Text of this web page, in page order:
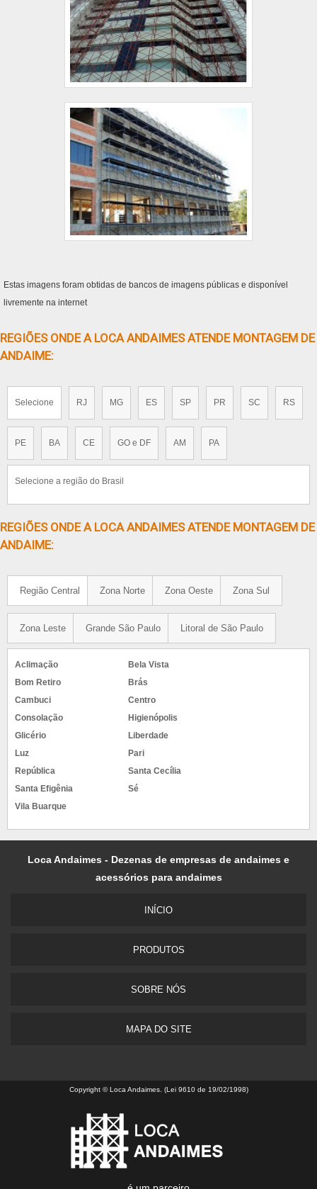
Estas imagens foram obtidas de bancos de imagens públicas e disponível
livremente na internet
REGIÕES ONDE A LOCA ANDAIMES ATENDE MONTAGEM DE
ANDAIME:
Selecione RJ MG ES SP PR SC RS
PE BA CE GO e DF AM PA
Selecione a região do Brasil
REGIÕES ONDE A LOCA ANDAIMES ATENDE MONTAGEM DE
ANDAIME:
Região Central Zona Norte Zona Oeste Zona Sul
Zona Leste Grande São Paulo Litoral de São Paulo
Aclimação
Bela Vista
Bom Retiro
Brás
Cambuci
Centro
Consolação
Higienópolis
Glicério
Liberdade
Luz
Pari
República
Santa Cecília
Santa Efigênia
Sé
Vila Buarque
Loca Andaimes - Dezenas de empresas de andaimes e
acessórios para andaimes
INÍCIO
PRODUTOS
SOBRE NÓS
MAPA DO SITE
Copyright © Loca Andaimes. (Lei 9610 de 19/02/1998)